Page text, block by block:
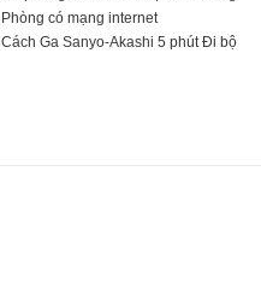
Phòng có mạng internet
CáchGa Sanyo-Akashi 5 phútĐi bộ